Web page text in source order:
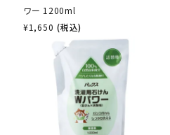
ワー 1200ml
¥1,650 (税込)